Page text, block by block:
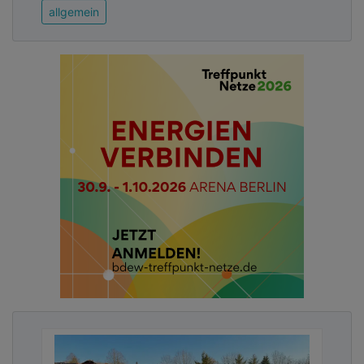
voneinander zu lernen.“ Nicht jede Kommune muss
das Rad der guten Lösungen neu erfinden. Im
Prinzip „Biete/ Suche“ Personen zusammen, die an
ähnlichen Herausforderungen arbeiten.
Abonnieren Sie unseren Newsletter mit
Link zur kostenlosen PDF Ausgabe der
Kommunalwirtschaft!
Neben dem offenen Angebot des Austauschs
bietet das Netzwerk weitere konkrete Vorteile: Alle
Mitglieder haben exklusiven Zugang zu einer
Mikroförderung (bis zu 5000 Euro pro Kommune
beauftragen oder sich interkommunal zu
allgemein